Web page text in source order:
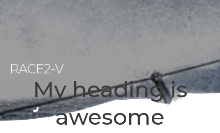
RACE2-V
My heading is
awesome